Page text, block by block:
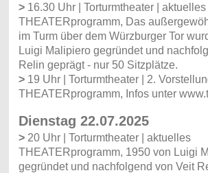
> 16.30 Uhr | Torturmtheater | aktuelles
THEATERprogramm, Das
im Turm über dem Würzburger Tor
Luigi Malipiero gegründet und
Relin geprägt - nur 50 Sitzplätze.
> 19 Uhr | Torturmtheater | 2.
THEATERprogramm, Infos unter
Dienstag 22.07.2025
> 20 Uhr | Torturmtheater | aktuelles
THEATERprogramm, 1950 von Luigi
gegründet und nachfolgend von Veit